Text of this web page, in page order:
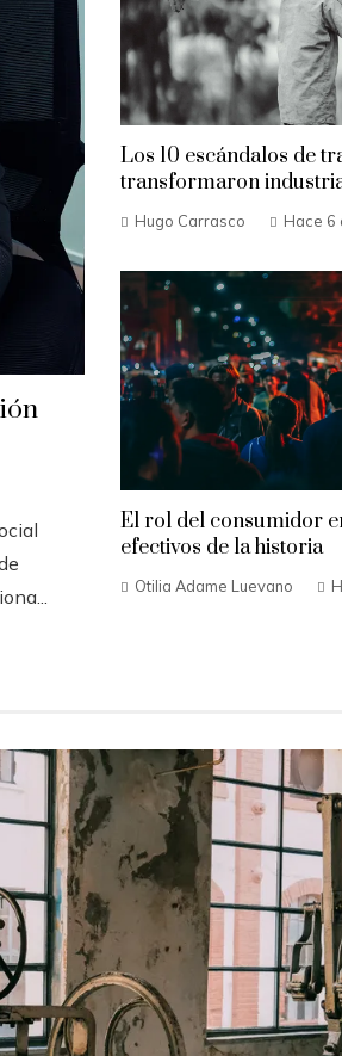
Los 10 escándalos de
transformaron
Hugo Carrasco Hace 6
El rol del consumidor
efectivos de la historia
Otilia Adame Luevano